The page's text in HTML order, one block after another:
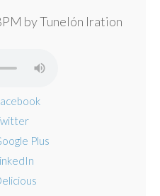
by Tunelón Iration